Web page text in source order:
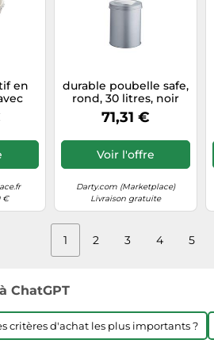
en
€
durable poubelle safe,
rond, 30 litres, noir
noir
71,31 €
Voir l'offre
Darty.com (Marketplace)
Livraison gratuite
1 2 3 4 5
ChatGPT
critères d'achat les plus importants ?